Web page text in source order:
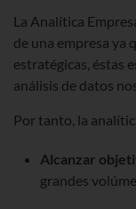
La Analítica
de una empresa ya
estratégicas, éstas
análisis de datos
Por tanto, la
Alcanzar
grandes